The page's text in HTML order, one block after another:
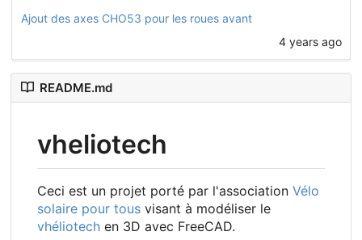
Ajout des axes CHO53 pour les roues avant
4 years ago
README.md
vheliotech
Ceci est un projet porté par l'association Vélo
solaire pour tous visant à modéliser le
vhéliotech en 3D avec FreeCAD.